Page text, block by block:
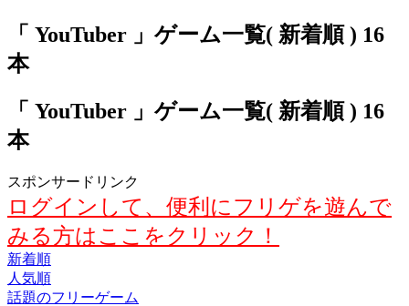
「 YouTuber 」ゲーム一覧( 新着順 ) 16
本
「 YouTuber 」ゲーム一覧( 新着順 ) 16
本
スポンサードリンク
ログインして、便利にフリゲを遊んで
みる方はここをクリック！
新着順
人気順
話題のフリーゲーム